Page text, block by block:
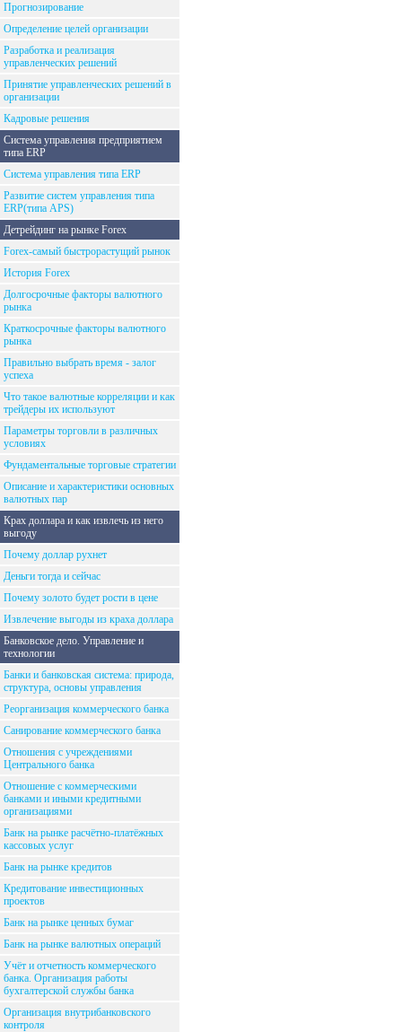
Прогнозирование
Определение целей организации
Разработка и реализация
управленческих решений
Принятие управленческих решений в
организации
Кадровые решения
Система управления предприятием
типа ERP
Система управления типа ERP
Развитие систем управления типа
ERP(типа APS)
Детрейдинг на рынке Forex
Forex-самый быстрорастущий рынок
История Forex
Долгосрочные факторы валютного
рынка
Краткосрочные факторы валютного
рынка
Правильно выбрать время - залог
успеха
Что такое валютные корреляции и как
трейдеры их используют
Параметры торговли в различных
условиях
Фундаментальные торговые стратегии
Описание и характеристики основных
валютных пар
Крах доллара и как извлечь из него
выгоду
Почему доллар рухнет
Деньги тогда и сейчас
Почему золото будет рости в цене
Извлечение выгоды из краха доллара
Банковское дело. Управление и
технологии
Банки и банковская система: природа,
структура, основы управления
Реорганизация коммерческого банка
Санирование коммерческого банка
Отношения с учреждениями
Центрального банка
Отношение с коммерческими
банками и иными кредитными
организациями
Банк на рынке расчётно-платёжных
кассовых услуг
Банк на рынке кредитов
Кредитование инвестиционных
проектов
Банк на рынке ценных бумаг
Банк на рынке валютных операций
Учёт и отчетность коммерческого
банка. Организация работы
бухгалтерской службы банка
Организация внутрибанковского
контроля